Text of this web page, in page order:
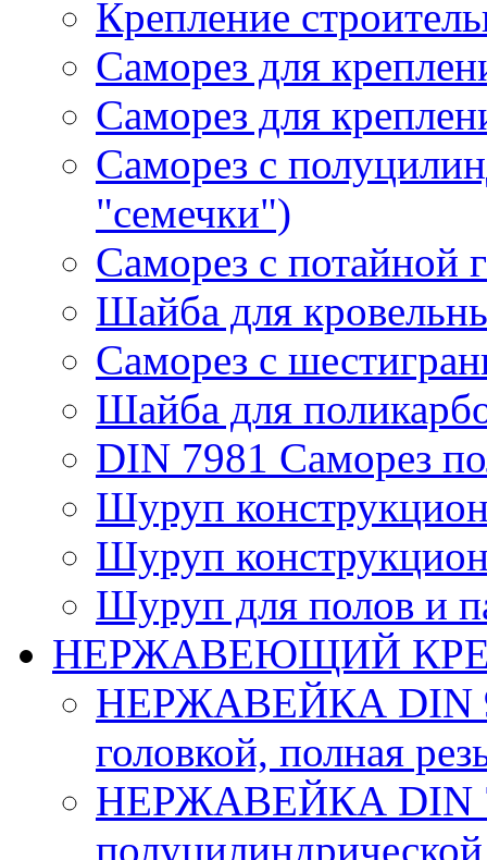
Крепление
Саморез для
Саморез для
Саморез с
"семечки")
Саморез с потайной
Шайба для
Саморез с
Шайба для
DIN 7981 Саморез
Шуруп
Шуруп
Шуруп для полов и
НЕРЖАВЕЮЩИЙ
НЕРЖАВЕЙКА DIN
головкой, полная
НЕРЖАВЕЙКА DIN